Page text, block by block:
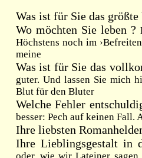
Was ist für Sie das
Wo möchten Sie leben ?
Höchstens noch im
meine
Was ist für Sie das
guter. Und lassen Sie mich
Blut für den Bluter
Welche Fehler
besser: Pech auf keinen Fall.
Ihre liebsten
Ihre Lieblingsgestalt in